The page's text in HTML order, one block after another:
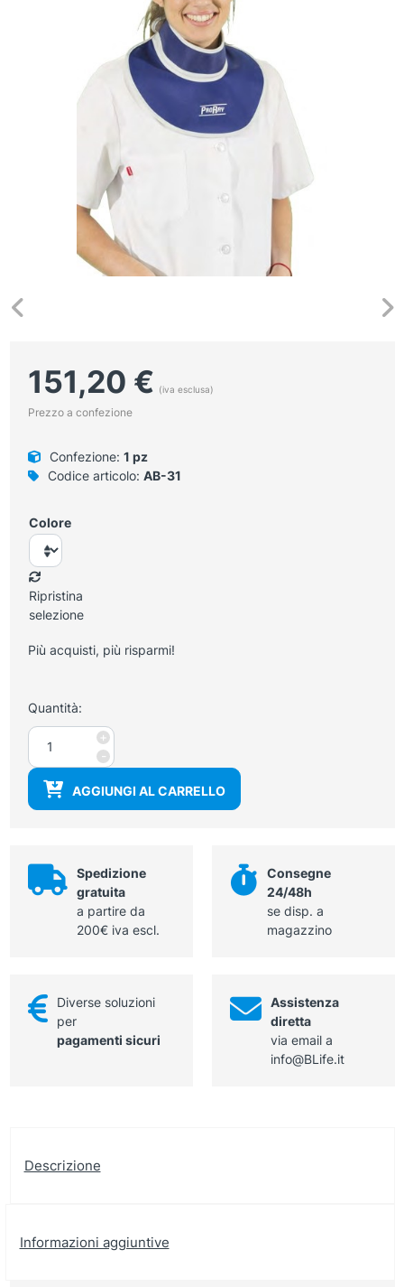
151,20 € (iva esclusa)
Prezzo a confezione
Confezione: 1 pz
Codice articolo: AB-31
Colore
Ripristina
selezione
Più acquisti, più risparmi!
Quantità:
-
Collare
protezione
tiroide
raggi
+
AGGIUNGI AL CARRELLO
Spedizione
gratuita
a partire da
200€ iva escl.
Consegne
24/48h
se disp. a
magazzino
Diverse soluzioni
per
pagamenti sicuri
Assistenza
diretta
via email a
info@BLife.it
Descrizione
Informazioni aggiuntive